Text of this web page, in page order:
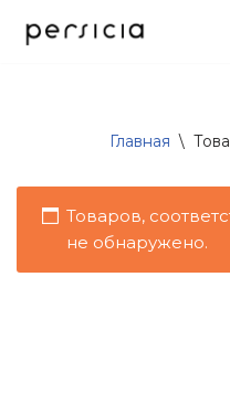
Главная \
Товаров,
не обнаружено.